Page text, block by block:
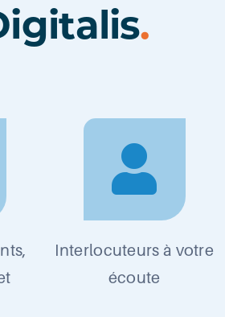
.
Interlocuteurs à votre
écoute